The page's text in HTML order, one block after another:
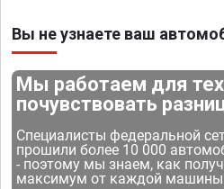
Вы не узнаете ваш
Мы работаем для
почувствовать
Специалисты федеральной
прошили более 10 000
- поэтому мы знаем, как
максимум от каждой